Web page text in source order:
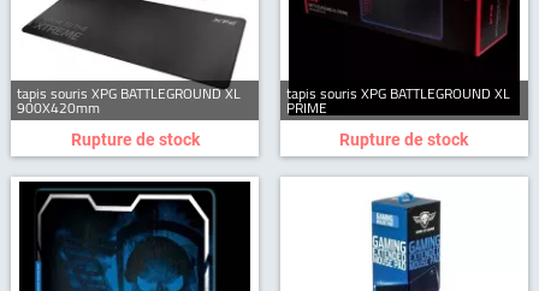
tapis souris XPG BATTLEGROUND XL
900X420mm
Rupture de stock
tapis souris XPG BATTLEGROUND XL
PRIME
Rupture de stock